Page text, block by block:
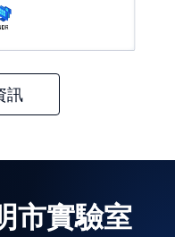
訊
市實驗室